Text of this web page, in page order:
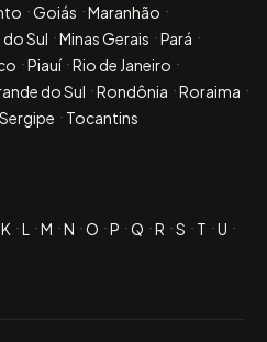
Goiás
Maranhão
Sul Minas Gerais
Pará
Piauí Rio de Janeiro
do Sul Rondônia
Roraima
Sergipe Tocantins
K L M N O P Q R S T
U